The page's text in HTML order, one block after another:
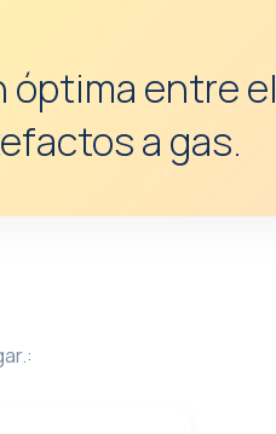
óptima entre el
a gas.